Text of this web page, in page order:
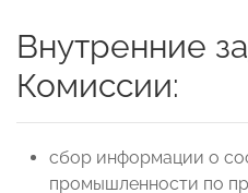
Внутренние
Комиссии:
сбор информации о
промышленности по